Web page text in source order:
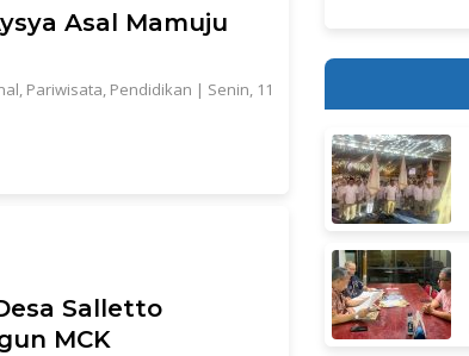
Asal Mamuju
, Pariwisata, Pendidikan | Senin, 11
Salletto
MCK